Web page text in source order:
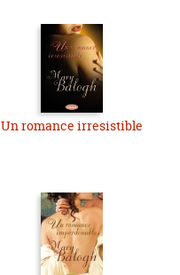
Un romance irresistible